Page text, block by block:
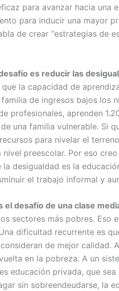
para avanzar hacia una
para inducir una mayor
de crear “estrategias de
es reducir las
la capacidad de
de ingresos bajos los
profesionales, aprenden
una familia vulnerable. Si
para nivelar el
nivel preescolar. Por eso
la desigualdad es la
el trabajo informal y
el desafío de una clase
sectores más pobres. Eso
dificultad recurrente es
de mejor calidad.
en la pobreza. A un
educación privada, que
sin sobreendeudarse, la